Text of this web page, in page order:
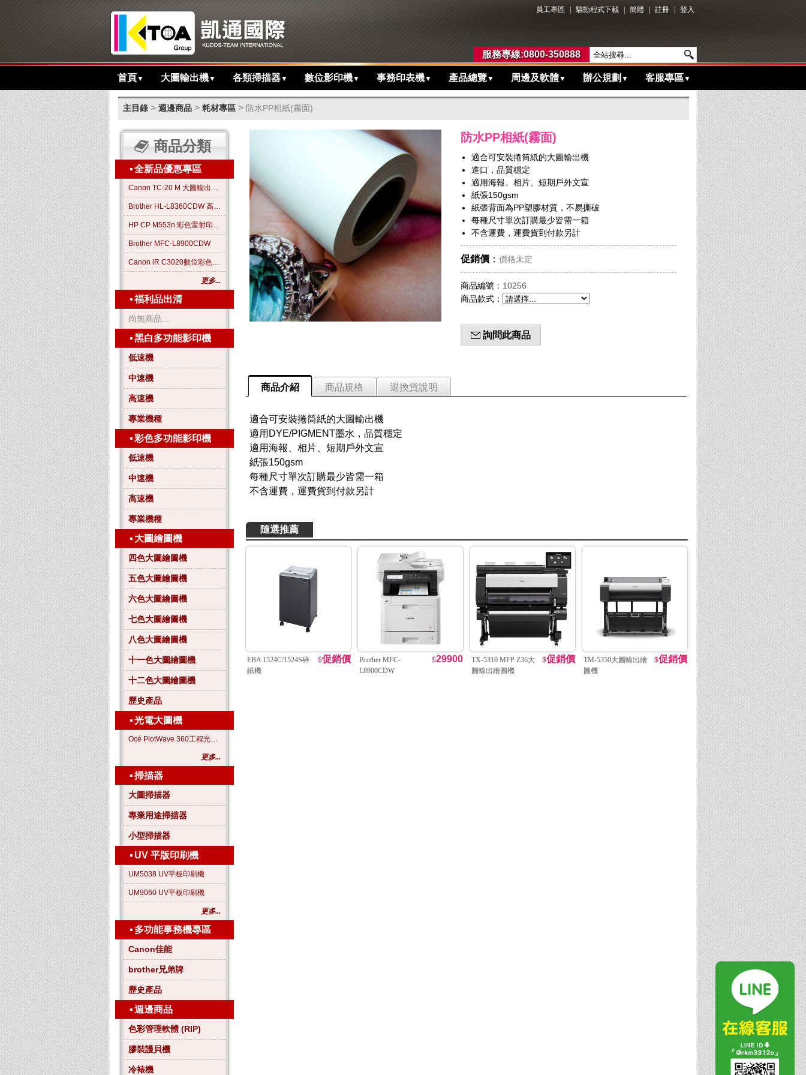
員工專區 驅動程式下載 簡體 註冊 登入
服務專線:0800-350888
首頁▼ 大圖輸出機▼ 各類掃描器▼ 數位影印機▼ 事務印表機▼ 產品總覽▼ 周邊及軟體▼ 辦公規劃 ▼ 客服專區▼
主目錄 > 週邊商品 > 耗材專區 > 防水PP相紙(霧面)
商品分類
▪全新品優惠專區
Canon TC-20 M 大圖輸出繪圖機
Brother HL-L8360CDW 高效彩色雷射印表機
HP CP M553n 彩色雷射印表機
Brother MFC-L8900CDW
Canon iR C3020數位彩色影印機
更多...
▪福利品出清
尚無商品...
▪黑白多功能影印機
低速機
中速機
高速機
專業機種
▪彩色多功能影印機
低速機
中速機
高速機
專業機種
▪ 大圖繪圖機
四色大圖繪圖機
五色大圖繪圖機
六色大圖繪圖機
七色大圖繪圖機
八色大圖繪圖機
十一色大圖繪圖機
十二色大圖繪圖機
歷史產品
▪光電大圖機
Océ PlotWave 360工程光電大圖機
更多...
▪掃描器
大圖掃描器
專業用途掃描器
小型掃描器
▪ UV 平版印刷機
UM5038 UV平板印刷機
UM9060 UV平板印刷機
更多...
▪ 多功能事務機專區
Canon佳能
brother兄弟牌
歷史產品
▪週邊商品
色彩管理軟體 (RIP)
膠裝護貝機
冷裱機
防水PP相紙(霧面)
適合可安裝捲筒紙的大圖輸出機
進口，品質穩定
適用海報、相片、短期戶外文宣
紙張150gsm
紙張背面為PP塑膠材質，不易撕破
每種尺寸單次訂購最少皆需一箱
不含運費，運費貨到付款另計
促銷價 ： 價格未定
商品編號 ：10256
商品款式 ：
詢問此商品
商品介紹 商品規格 退換貨說明
適合可安裝捲筒紙的大圖輸出機
適用DYE/PIGMENT墨水，品質穩定
適用海報、相片、短期戶外文宣
紙張150gsm
每種尺寸單次訂購最少皆需一箱
不含運費，運費貨到付款另計
隨選推薦
EBA 1524C/1524S碎
紙機
$促銷價
Brother MFC-
L8900CDW
$29900
TX-5310 MFP Z36大
圖輸出繪圖機
$促銷價
TM-5350大圖輸出繪
圖機
$促銷價